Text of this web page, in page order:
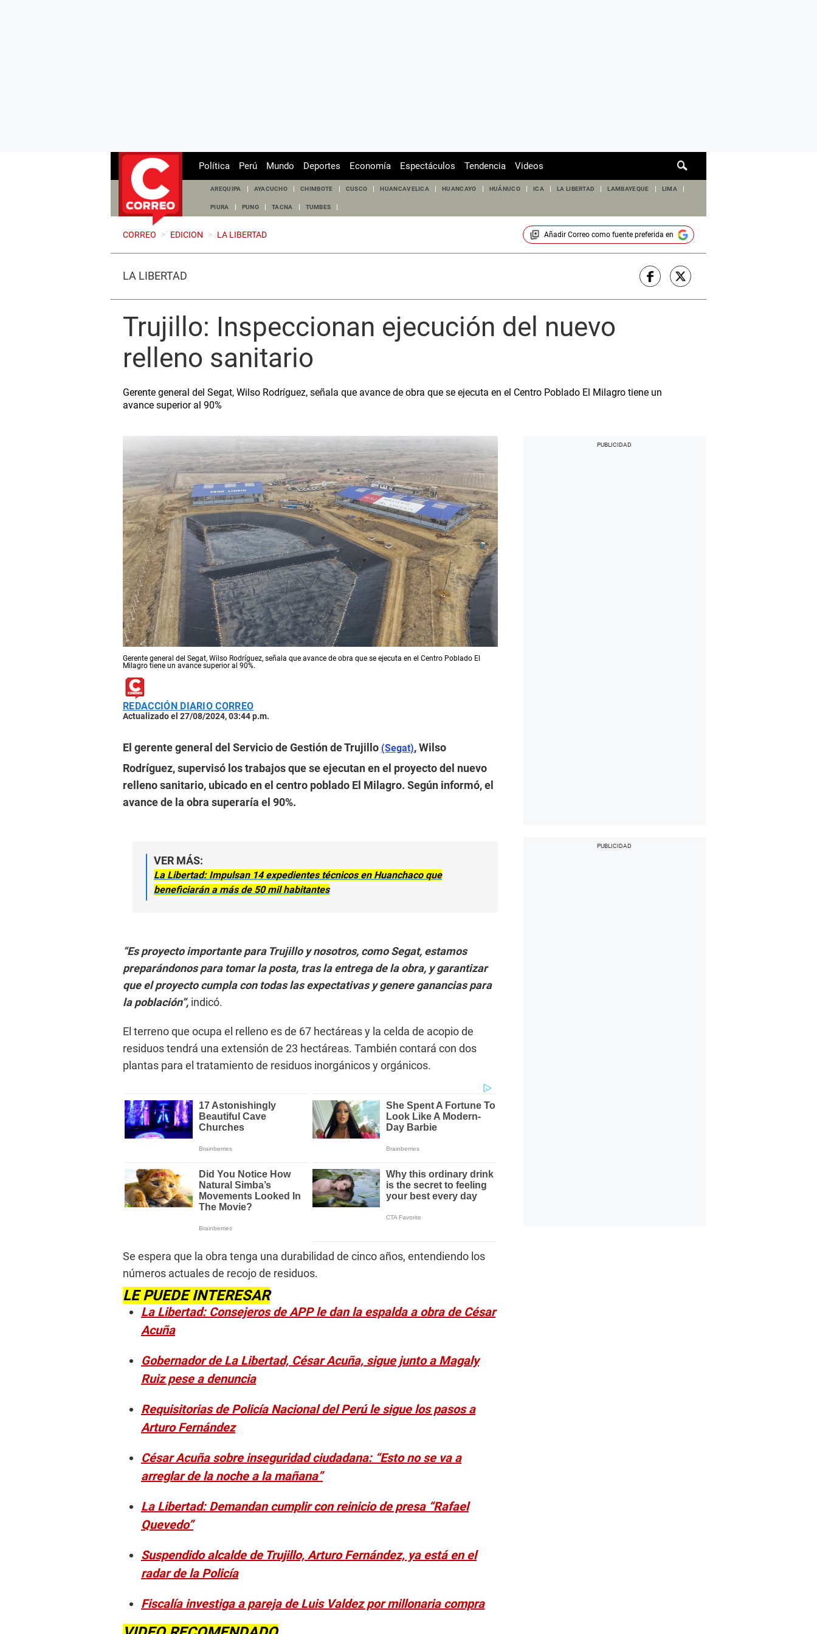
de
Política Perú Mundo Deportes Economía Espectáculos Tendencia Videos
AREQUIPA AYACUCHO CHIMBOTE CUSCO HUANCAVELICA HUANCAYO HUÁNUCO ICA LA LIBERTAD LAMBAYEQUE LIMA
PIURA PUNO TACNA TUMBES
CORREO > EDICION > LA LIBERTAD Añadir Correocomo fuente preferida en
LA LIBERTAD
Trujillo: Inspeccionan ejecución del nuevo
relleno sanitario
Gerente general del Segat, Wilso Rodríguez, señala que avance de obra que se ejecuta en el Centro Poblado El Milagro tiene un
avance superior al 90%
Gerente general del Segat, Wilso Rodríguez, señala que avance de obra que se ejecuta en el Centro Poblado El
Milagro tiene un avance superior al 90%.
REDACCIÓN DIARIO CORREO
Actualizado el 27/08/2024, 03:44 p.m.
El gerente general del Servicio de Gestión de Trujillo (Segat), Wilso
Rodríguez, supervisó los trabajos que se ejecutan en el proyecto del nuevo
relleno sanitario, ubicado en el centro poblado El Milagro. Según informó, el
avance de la obra superaría el 90%.
VER MÁS:
La Libertad: Impulsan 14 expedientes técnicos en Huanchaco que
beneficiarán a más de 50 mil habitantes
“Es proyecto importante para Trujillo y nosotros, como Segat, estamos
preparándonos para tomar la posta, tras la entrega de la obra, y garantizar
que el proyecto cumpla con todas las expectativas y genere ganancias para
la población”, indicó.
El terreno que ocupa el relleno es de 67 hectáreas y la celda de acopio de
residuos tendrá una extensión de 23 hectáreas. También contará con dos
plantas para el tratamiento de residuos inorgánicos y orgánicos.
Se espera que la obra tenga una durabilidad de cinco años, entendiendo los
números actuales de recojo de residuos.
LE PUEDE INTERESAR
La Libertad: Consejeros de APP le dan la espalda a obra de César
Acuña
Gobernador de La Libertad, César Acuña, sigue junto a Magaly
Ruiz pese a denuncia
Requisitorias de Policía Nacional del Perú le sigue los pasos a
Arturo Fernández
César Acuña sobre inseguridad ciudadana: “Esto no se va a
arreglar de la noche a la mañana”
La Libertad: Demandan cumplir con reinicio de presa “Rafael
Quevedo”
Suspendido alcalde de Trujillo, Arturo Fernández, ya está en el
radar de la Policía
Fiscalía investiga a pareja de Luis Valdez por millonaria compra